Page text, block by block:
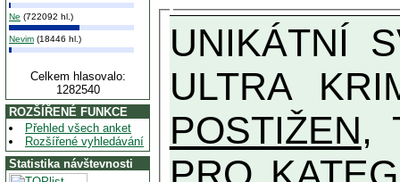
Ne (722092 hl.)
Nevim (18446 hl.)
Celkem hlasovalo:
1282540
ROZŠÍŘENÉ FUNKCE
Přehled všech anket
Rozšířené vyhledávání
Statistika návštevnosti
UNIKÁTNÍ SVĚDECTVÍ ZE SOUČASNOSTI: PŘEDSEDA VLASTIZRÁDNÉ VLÁDY KGB MIMOŘÁDNĚ DETAILNĚ O
ULTRA
POSTIŽEN,